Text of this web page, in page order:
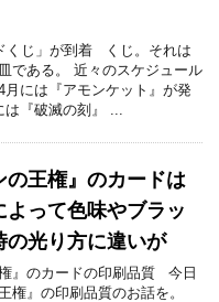
くじ」が到着 くじ。それは
である。 近々のスケジュール
月には『アモンケット』が発
『破滅の刻』 ...
の王権』のカードは
よって色味やブラッ
の光り方に違いが
』のカードの印刷品質 今日
権』の印刷品質のお話を。